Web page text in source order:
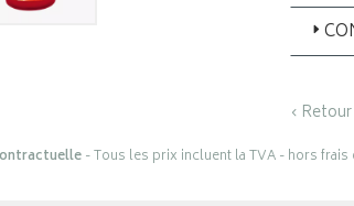
‹ Retour
- Tous les prix incluent la TVA - hors frais